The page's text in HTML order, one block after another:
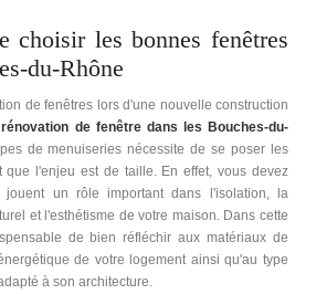
choisir les bonnes fenêtres
du-Rhône
de fenêtres lors d'une nouvelle construction
rénovation de fenêtre dans les Bouches-du-
de menuiseries nécessite de se poser les
que l'enjeu est de taille. En effet, vous devez
un rôle important dans l'isolation, la
et l'esthétisme de votre maison. Dans cette
de bien réfléchir aux matériaux de
de votre logement ainsi qu'au type
à son architecture.